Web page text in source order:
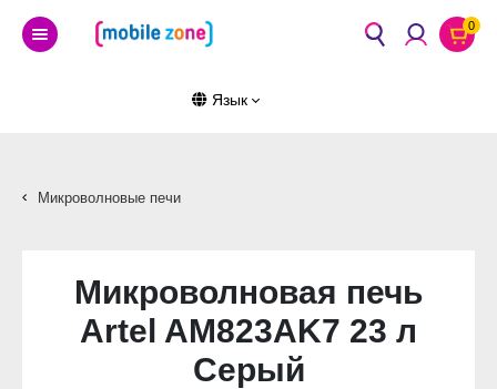
0
Язык
Микроволновые печи
Микроволновая печь
Artel AM823AK7 23 л
Серый